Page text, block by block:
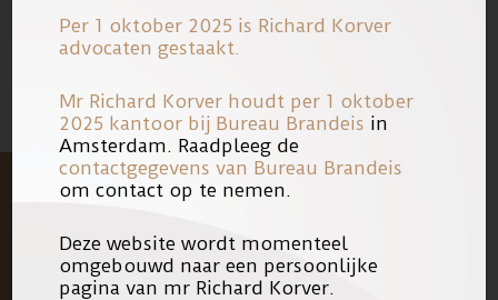
Per 1 oktober 2025 is Richard Korver
advocaten gestaakt.
Mr Richard Korver houdt per 1 oktober
2025 kantoor bij Bureau Brandeis in
Amsterdam. Raadpleeg de
contactgegevens van Bureau Brandeis
om contact op te nemen.
Deze website wordt momenteel
omgebouwd naar een persoonlijke
pagina van mr Richard Korver.